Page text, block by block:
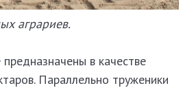
аграриев.
в качестве
Параллельно труженики